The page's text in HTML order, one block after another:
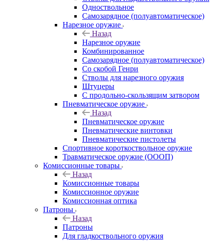
Одноствольное
Самозарядное (полуавтоматическое)
Нарезное оружие
Назад
Нарезное оружие
Комбинированное
Самозарядное (полуавтоматическое)
Со скобой Генри
Стволы для нарезного оружия
Штуцеры
С продольно-скользящим затвором
Пневматическое оружие
Назад
Пневматическое оружие
Пневматические винтовки
Пневматические пистолеты
Спортивное короткоствольное оружие
Травматическое оружие (ОООП)
Комиссионные товары
Назад
Комиссионные товары
Комиссионное оружие
Комиссионная оптика
Патроны
Назад
Патроны
Для гладкоствольного оружия